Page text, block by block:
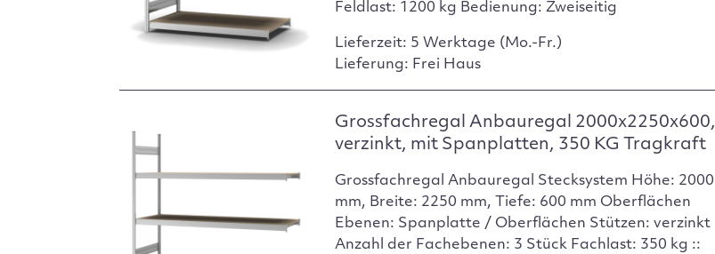
Feldlast: 1200 kg Bedienung: Zweiseitig
Lieferzeit: 5 Werktage (Mo.-Fr.)
Lieferung: Frei Haus
Grossfachregal Anbauregal 2000x2250x600,
verzinkt, mit Spanplatten, 350 KG Tragkraft
Grossfachregal Anbauregal Stecksystem Höhe: 2000
mm, Breite: 2250 mm, Tiefe: 600 mm Oberflächen
Ebenen: Spanplatte / Oberflächen Stützen: verzinkt
Anzahl der Fachebenen: 3 Stück Fachlast: 350 kg ::